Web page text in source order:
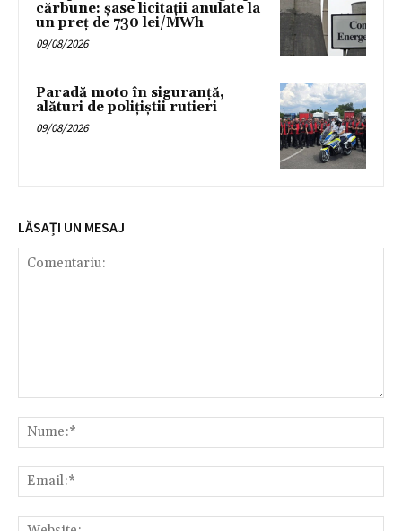
cărbune: șase licitații anulate la
un preț de 730 lei/MWh
09/08/2026
Paradă moto în siguranță,
alături de polițiștii rutieri
09/08/2026
LĂSAȚI UN MESAJ